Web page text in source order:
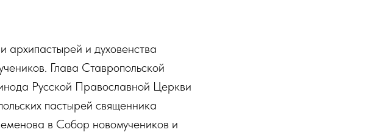
архипастырей и духовенства
Глава Ставропольской
Русской Православной Церкви
пастырей священника
в Собор новомучеников и